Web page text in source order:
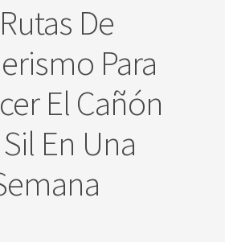
De
Para
El Cañón
En Una